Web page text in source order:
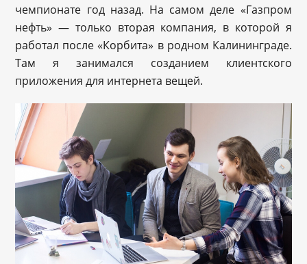
чемпионате год назад. На самом деле «Газпром
нефть» — только вторая компания, в которой я
работал после «Корбита» в родном Калининграде.
Там я занимался созданием клиентского
приложения для интернета вещей.